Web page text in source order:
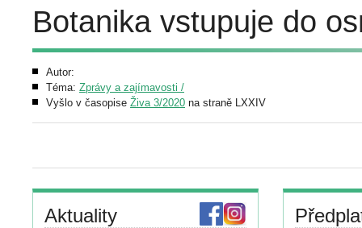
Botanika vstupuje do
Autor:
Téma: Zprávy a zajímavosti /
Vyšlo v časopise Živa 3/2020 na straně LXXIV
Aktuality